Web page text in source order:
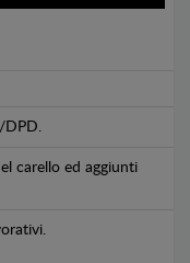
DPD.
carello ed aggiunti